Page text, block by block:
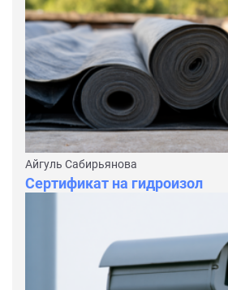
Айгуль Сабирьянова
Сертификат на гидроизол